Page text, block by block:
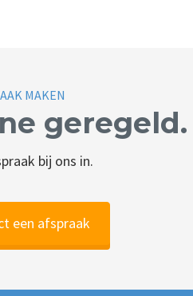
MAKEN
geregeld.
bij ons in.
een afspraak